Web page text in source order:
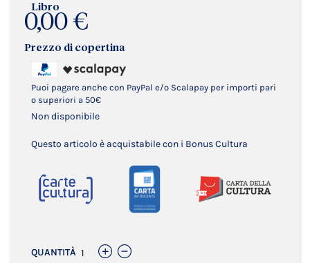
Libro
0,00 €
Prezzo di copertina
Puoi pagare anche con PayPal e/o Scalapay per importi pari
o superiori a 50€
Non disponibile
Questo articolo è acquistabile con i Bonus Cultura
QUANTITÀ